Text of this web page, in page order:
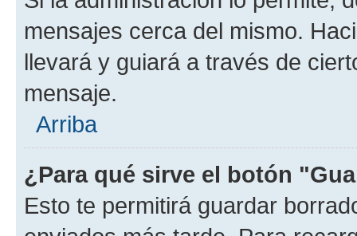
mensajes cerca del mismo.
llevará y guiará a través de
mensaje.
Arriba
¿Para qué sirve el botón
Esto te permitirá guardar